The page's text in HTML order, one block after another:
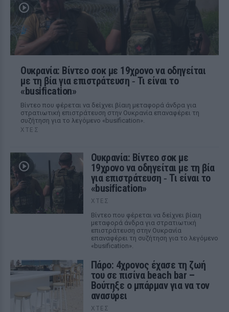
Ουκρανία: Βίντεο σοκ με 19χρονο να οδηγείται
με τη βία για επιστράτευση ‑ Τι είναι το
«busification»
Βίντεο που φέρεται να δείχνει βίαιη μεταφορά άνδρα για
στρατιωτική επιστράτευση στην Ουκρανία επαναφέρει τη
συζήτηση για το λεγόμενο «busification».
ΧΤΕΣ
Ουκρανία: Βίντεο σοκ με
19χρονο να οδηγείται με τη βία
για επιστράτευση ‑ Τι είναι το
«busification»
ΧΤΕΣ
Βίντεο που φέρεται να δείχνει βίαιη
μεταφορά άνδρα για στρατιωτική
επιστράτευση στην Ουκρανία
επαναφέρει τη συζήτηση για το λεγόμενο
«busification».
Πάρο: 4χρονος έχασε τη ζωή
του σε πισίνα beach bar –
Βούτηξε ο μπάρμαν για να τον
ανασύρει
ΧΤΕΣ